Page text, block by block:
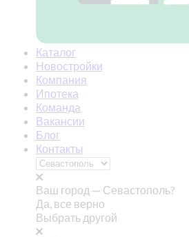
Каталог
Новостройки
Компания
Ипотека
Команда
Вакансии
Блог
Контакты
Ваш город — Севастополь?
Да, все верно
Выбрать другой